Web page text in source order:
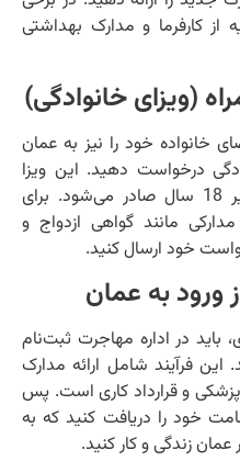
از کارفرما و مدارک بهداشتی
خانواده خود را نیز به عمان
درخواست دهید. این ویزا
معمولاً برای همسر و فرزندان زیر 18 سال صادر می‌شود. برای
مانند گواهی ازدواج و
خود ارسال کنید.
باید در اداره مهاجرت ثبت‌نام
این فرآیند شامل ارائه مدارک
و قرارداد کاری است. پس
خود را دریافت کنید که به
زندگی و کار کنید.